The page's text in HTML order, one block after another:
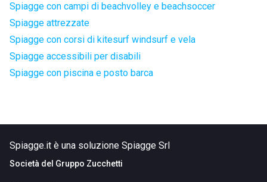
Spiagge con campi di beachvolley e beachsoccer
Spiagge attrezzate
Spiagge con corsi di kitesurf windsurf e vela
Spiagge accessibili per disabili
Spiagge con piscina e posto barca
Spiagge.it è una soluzione Spiagge Srl
Società del Gruppo Zucchetti